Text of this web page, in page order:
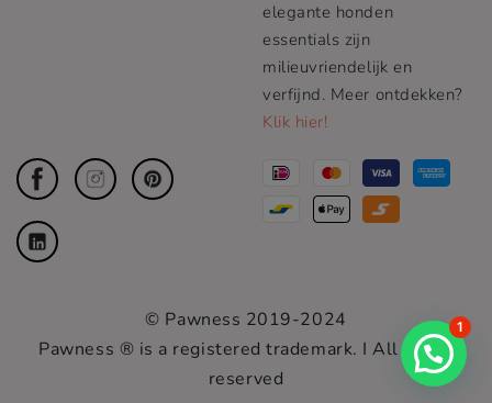
elegante honden
essentials zijn
milieuvriendelijk en
verfijnd. Meer ontdekken?
Klik hier!
© Pawness 2019-2024
Pawness ® is a registered trademark. I All rights
reserved
1